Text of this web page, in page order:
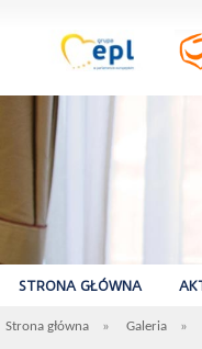
STRONA GŁÓWNA
Strona główna » Galeria »